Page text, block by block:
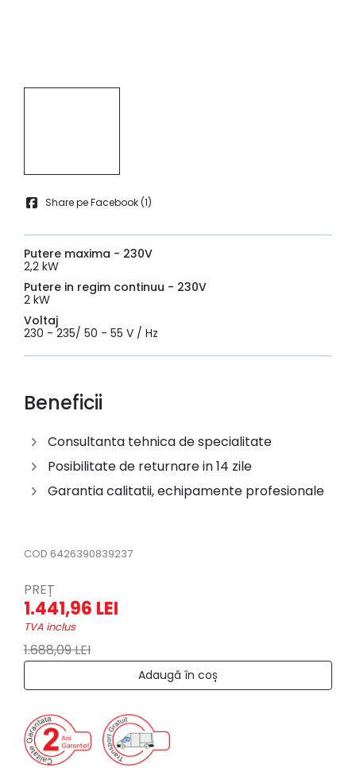
Share pe Facebook (1)
Putere maxima - 230V
2,2 kW
Putere in regim continuu - 230V
2 kW
Voltaj
230 - 235/ 50 - 55 V / Hz
Beneficii
Consultanta tehnica de specialitate
Posibilitate de returnare in 14 zile
Garantia calitatii, echipamente profesionale
COD 6426390839237
PREȚ
1.441,96 LEI
TVA inclus
1.688,09 LEI
Adaugă în coș